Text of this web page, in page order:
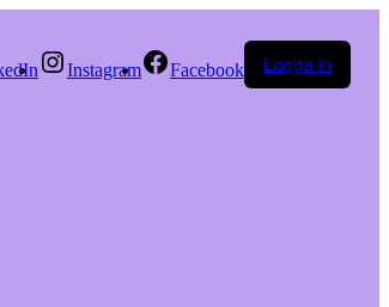
Instagram Facebook Logga in